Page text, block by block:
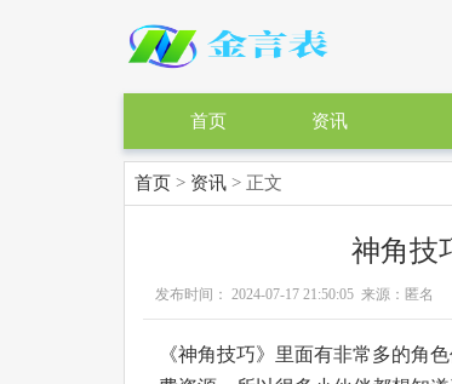
首页 资讯
首页 > 资讯 > 正文
神角技
发布时间： 2024-07-17 21:50:05 来源：匿名
《神角技巧》里面有非常多的角